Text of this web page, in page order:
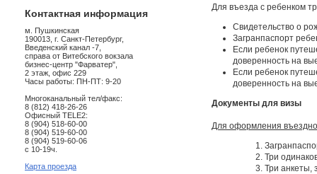
Контактная информация
м. Пушкинская
190013, г. Санкт-Петербург,
Введенский канал -7,
справа от Витебского вокзала
бизнес-центр "Фарватер",
2 этаж, офис 229
Часы работы: ПН-ПТ: 9-20
Многоканальный тел/факс:
8 (812) 418-26-26
Офисный TELE2:
8 (904) 518-60-00
8 (904) 519-60-00
8 (904) 519-60-06
с 10-19ч.
Карта проезда
Для въезда с ребенком
Свидетельство о
Загранпаспорт
Если ребенок
доверенность на
Если ребенок
доверенность на
Документы для визы
Для оформления
Три
Три анкеты,